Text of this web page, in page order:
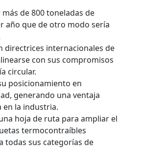
más de 800 toneladas de
año que de otro modo sería
directrices internacionales de
con sus compromisos
circular.
posicionamiento en
generando una ventaja
en la industria.
hoja de ruta para ampliar el
termocontraíbles
todas sus categorías de